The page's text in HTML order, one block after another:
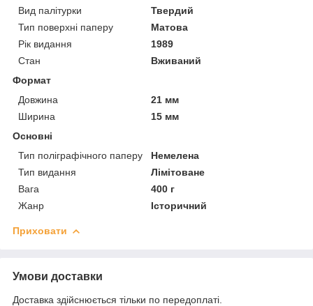
Вид палітурки
Твердий
Тип поверхні паперу
Матова
Рік видання
1989
Стан
Вживаний
Формат
Довжина
21 мм
Ширина
15 мм
Основні
Тип поліграфічного паперу
Немелена
Тип видання
Лімітоване
Вага
400 г
Жанр
Історичний
Приховати
Умови доставки
Доставка здійснюється тільки по передоплаті.